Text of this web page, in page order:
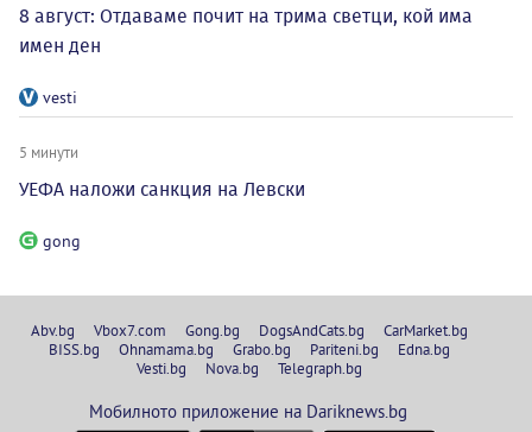
8 август: Отдаваме почит на трима светци, кой има
имен ден
vesti
5 минути
УЕФА наложи санкция на Левски
gong
Abv.bg Vbox7.com Gong.bg DogsAndCats.bg
CarMarket.bg
BISS.bg
Ohnamama.bg Grabo.bg Pariteni.bg
Edna.bg
Vesti.bg
Nova.bg Telegraph.bg
Мобилното приложение на Dariknews.bg